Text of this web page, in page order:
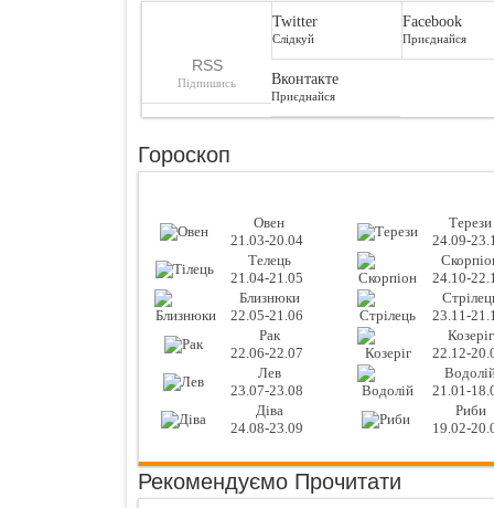
RSS
Підпишись
Twitter
Слідкуй
Facebook
Приєднайся
Вконтакте
Приєднайся
Гороскоп
Овен
21.03-20.04
Терези
24.09-
Телець
21.04-21.05
24.10-
Близнюки
22.05-21.06
23.11-
Рак
22.06-22.07
Козеріг
22.12-
Лев
23.07-23.08
21.01-
Діва
24.08-23.09
Риби
19.02-
Рекомендуємо Прочитати